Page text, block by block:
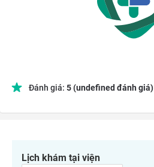
Đánh giá: 5(undefined đánh giá)
Lịch khám tại viện